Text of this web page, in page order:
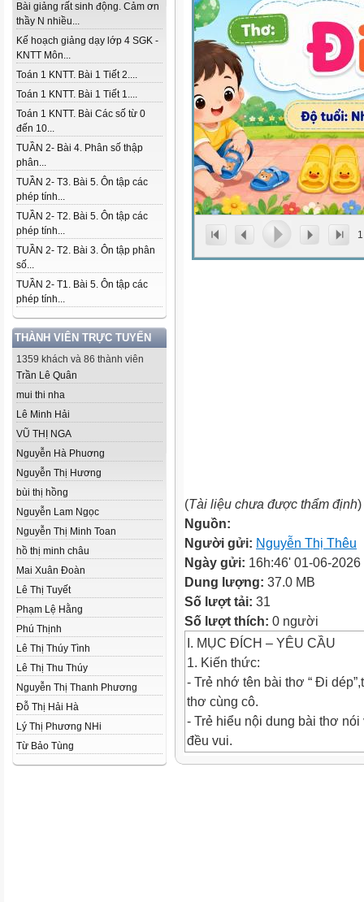
Bài giảng rất sinh động. Cảm ơn
thầy N nhiều...
Kế hoạch giảng dạy lớp 4 SGK -
KNTT Môn...
Toán 1 KNTT. Bài 1 Tiết 2....
Toán 1 KNTT. Bài 1 Tiết 1....
Toán 1 KNTT. Bài Các số từ 0
đến 10...
TUẦN 2- Bài 4. Phân số thập
phân...
TUẦN 2- T3. Bài 5. Ôn tập các
phép tính...
TUẦN 2- T2. Bài 5. Ôn tập các
phép tính...
TUẦN 2- T2. Bài 3. Ôn tập phân
số...
TUẦN 2- T1. Bài 5. Ôn tập các
phép tính...
THÀNH VIÊN TRỰC TUYẾN
1359 khách và 86 thành viên
Trần Lê Quân
mui thi nha
Lê Minh Hải
VŨ THỊ NGA
Nguyễn Hà Phuơng
Nguyễn Thị Hương
bùi thị hồng
Nguyễn Lam Ngọc
Nguyễn Thị Minh Toan
hồ thị minh châu
Mai Xuân Đoàn
Lê Thị Tuyết
Phạm Lệ Hằng
Phú Thịnh
Lê Thị Thúy Tình
Lê Thị Thu Thúy
Nguyễn Thị Thanh Phương
Đỗ Thị Hải Hà
Lý Thị Phương NHi
Từ Bảo Tùng
1
(Tài liệu chưa được thẩm định)
Nguồn:
Người gửi: Nguyễn Thị Thêu
Ngày gửi: 16h:46' 01-06-2026
Dung lượng: 37.0 MB
Số lượt tải: 31
Số lượt thích: 0 người
I. MỤC ĐÍCH – YÊU CẦU
1. Kiến thức:
- Trẻ nhớ tên bài thơ “ Đi
thơ cùng cô.
- Trẻ hiểu nội dung bài thơ
đều vui.